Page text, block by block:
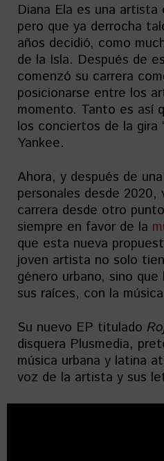
Diana Ela es una artista
pero que ya derrocha
años decidió, como
de la Isla. Después de
comenzó su carrera
posicionarse entre los
momento. Tanto es así
los conciertos de la gira
Yankee.
Ahora, y después de
personales desde 2020,
carrera desde otro
siempre en favor de la
que esta nueva
joven artista no solo
género urbano, sino
sus raíces, con la
Su nuevo EP titulado
disquera Plusmedia,
música urbana y latina
voz de la artista y sus